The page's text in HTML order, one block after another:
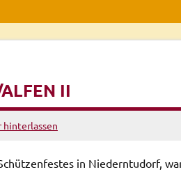
II
hinterlassen
in Niederntudorf,